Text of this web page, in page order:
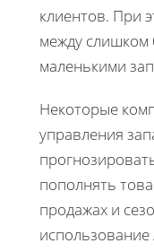
клиентов. При
между
маленькими
Некоторые
управления
пополнять
продажах и
использование